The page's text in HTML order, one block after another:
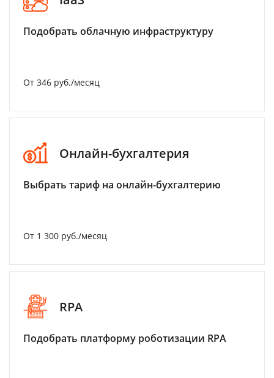
Подобрать облачную инфраструктуру
От 346 руб./месяц
Онлайн-бухгалтерия
Выбрать тариф на онлайн-бухгалтерию
От 1 300 руб./месяц
RPA
Подобрать платформу роботизации RPA